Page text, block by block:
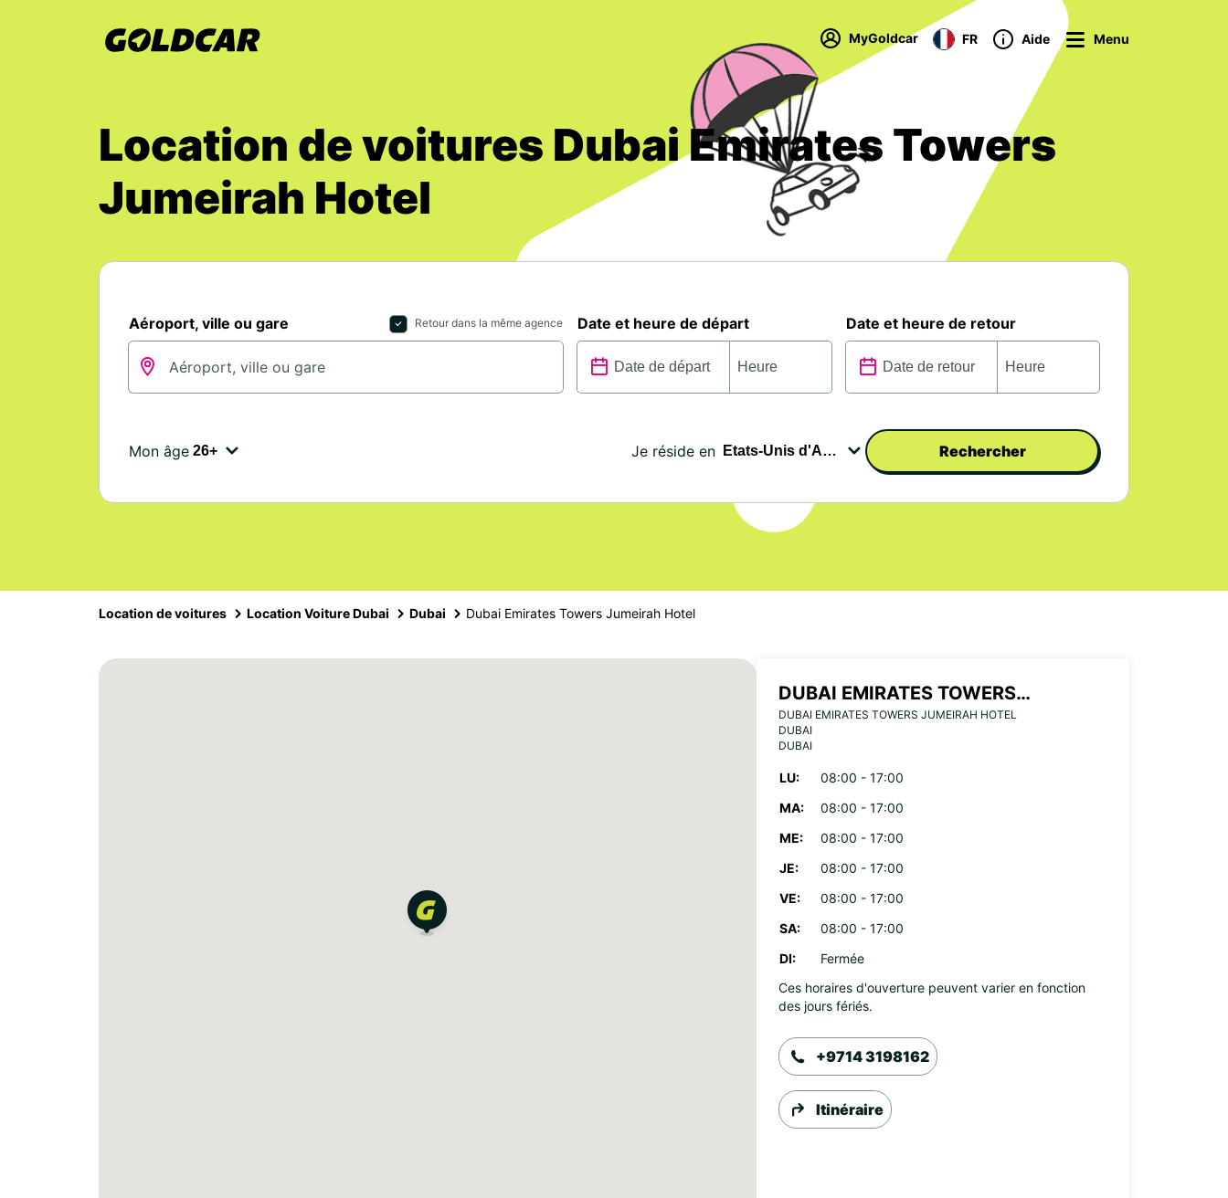
MyGoldcar FR Aide Menu
Location de voitures Dubai Emirates Towers
Jumeirah Hotel
Aéroport, ville ou gare Retour dans la même agence Date et heure de départ Date et heure de retour
Mon âge Je réside en Rechercher
Location de voitures Location Voiture Dubai Dubai Dubai Emirates Towers Jumeirah Hotel
DUBAI EMIRATES TOWERS
JUMEIRAH HOTEL
DUBAI EMIRATES TOWERS JUMEIRAH HOTEL
DUBAI
DUBAI
LU:
08:00 - 17:00
MA:
08:00 - 17:00
ME:
08:00 - 17:00
JE:
08:00 - 17:00
VE:
08:00 - 17:00
SA:
08:00 - 17:00
DI:
Fermée
Ces horaires d'ouverture peuvent varier en fonction
des jours fériés.
+9714 3198162
Itinéraire